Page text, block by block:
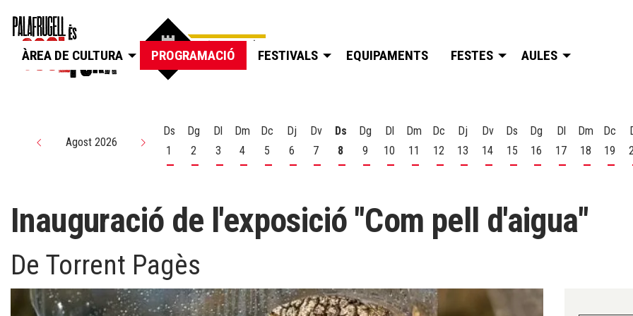
ÀREA DE CULTURA PROGRAMACIÓ FESTIVALS EQUIPAMENTS FESTES AULES
Agost 2026
Ds
1
Dissabte 1 d'agost
Dg
2
Diumenge 2 d'agost
Dl
3
Dilluns 3 d'agost
Dm
4
Dimarts 4 d'agost
Dc
5
Dimecres 5 d'agost
Dj
6
Dijous 6 d'agost
Dv
7
Divendres 7 d'agost
Ds
8
Dissabte 8 d'agost
Dg
9
Diumenge 9 d'agost
Dl
10
Dilluns 10 d'agost
Dm
11
Dimarts 11 d'agost
Dc
12
Dimecres 12 d'agost
Dj
13
Dijous 13 d'agost
Dv
14
Divendres 14 d'agost
Ds
15
Dissabte 15 d'agost
Dg
16
Diumenge 16 d'agost
Dl
17
Dilluns 17
Dm
18
Dimarts
Dc
19
Inauguració de l'exposició "Com pell d'aigua"
De Torrent Pagès